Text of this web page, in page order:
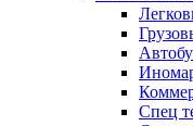
Спец